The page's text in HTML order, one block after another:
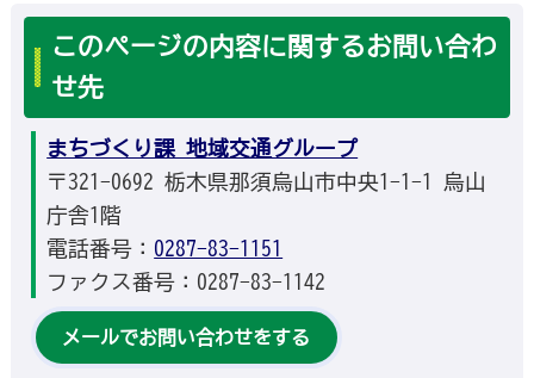
このページの内容に関するお問い合わ
せ先
まちづくり課 地域交通グループ
〒321-0692 栃木県那須烏山市中央1-1-1 烏山
庁舎1階
電話番号： 0287-83-1151
ファクス番号：0287-83-1142
メールでお問い合わせをする